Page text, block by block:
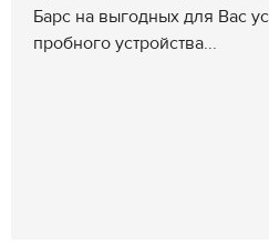
Барс на выгодных для Вас
пробного устройства...